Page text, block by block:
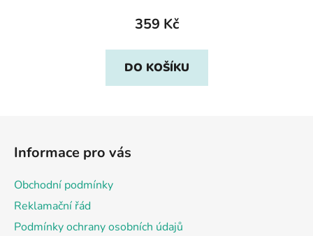
359 Kč
DO KOŠÍKU
Informace pro vás
Obchodní podmínky
Reklamační řád
Podmínky ochrany osobních údajů